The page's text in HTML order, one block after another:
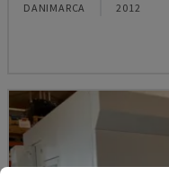
DANIMARCA 2012